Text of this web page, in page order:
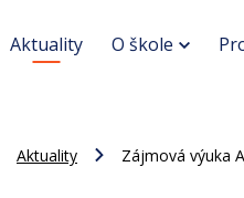
Aktuality O škole
Aktuality Zájmová výuka